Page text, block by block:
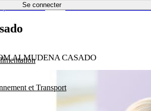
Se connecter
et Transport
Économie
ALMUDENA CASADO